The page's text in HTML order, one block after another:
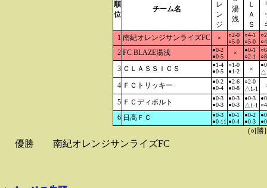
順
位
チーム名
レ
ン
ジ
湯
浅
Ｌ
Ａ
Ｓ
1 南紀オレンジサンライズFC ×
○2-0
○5-0
○4-1
○5-0
2 FC BLAZE湯浅
●0-2
●0-5
×
●0-1
○2-1
3 ＣＬＡＳＳＩＣＳ
●1-4
●0-5
○1-0
●1-2
×
4 ＦＣトリッキー
●0-2
●0-4
●2-6
●0-8
○2-0
△1-1
5 ＦＣディポルト
●0-3
●0-3
●0-3
●0-3
●0-3
△1-1
6 日高ＦＣ
●0-3
●0-11
●0-1
●0-4
●0-2
●0-3
(○[勝
優勝 南紀オレンジサンライズFC